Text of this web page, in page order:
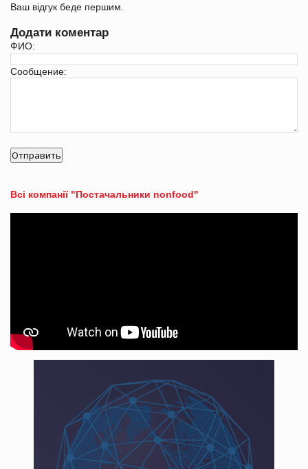
Ваш відгук беде першим.
Додати коментар
ФИО:
Сообщение:
Всі компанії "Постачальники nonfood"